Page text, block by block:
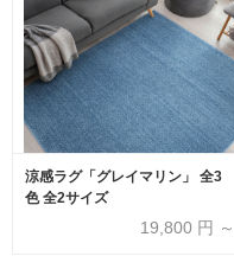
涼感ラグ「グレイマリン」 全3
色 全2サイズ
19,800 円 ～